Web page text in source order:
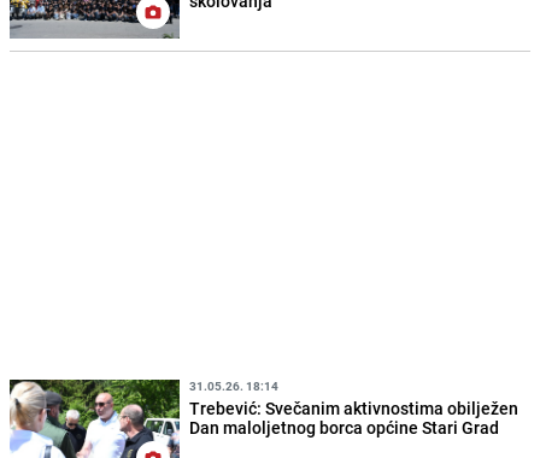
31.05.26. 18:14
Trebević: Svečanim aktivnostima obilježen
Dan maloljetnog borca općine Stari Grad